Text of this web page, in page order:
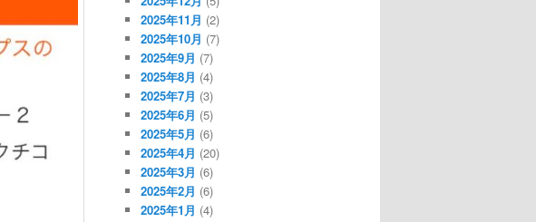
2025年11月 (2)
2025年10月 (7)
2025年9月 (7)
2025年8月 (4)
2025年7月 (3)
2025年6月 (5)
2025年5月 (6)
2025年4月 (20)
2025年3月 (6)
2025年2月 (6)
2025年1月 (4)